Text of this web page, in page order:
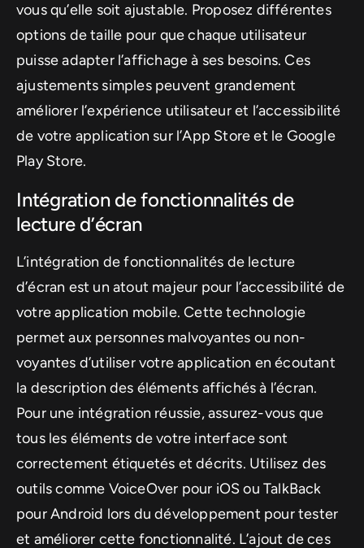
vous qu’elle soit ajustable. Proposez différentes
options de taille pour que chaque utilisateur
puisse adapter l’affichage à ses besoins. Ces
ajustements simples peuvent grandement
améliorer l’expérience utilisateur et l’accessibilité
de votre application sur l’App Store et le Google
Play Store.
Intégration de fonctionnalités de
lecture d’écran
L’intégration de fonctionnalités de lecture
d’écran est un atout majeur pour l’accessibilité de
votre application mobile. Cette technologie
permet aux personnes malvoyantes ou non-
voyantes d’utiliser votre application en écoutant
la description des éléments affichés à l’écran.
Pour une intégration réussie, assurez-vous que
tous les éléments de votre interface sont
correctement étiquetés et décrits. Utilisez des
outils comme VoiceOver pour iOS ou TalkBack
pour Android lors du développement pour tester
et améliorer cette fonctionnalité. L’ajout de ces